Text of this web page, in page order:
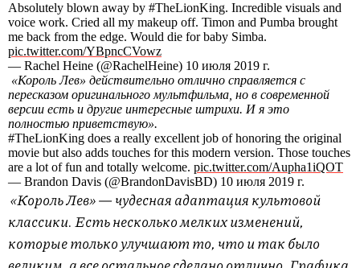
Absolutely blown away by #TheLionKing. Incredible visuals and
voice work. Cried all my makeup off. Timon and Pumba brought
me back from the edge. Would die for baby Simba.
pic.twitter.com/YBpncCVowz
— Rachel Heine (@RachelHeine) 10 июля 2019 г.
«Король Лев» действительно отлично справляется с
пересказом оригинального мультфильма, но в современной
версии есть и другие интересные штрихи. И я это
полностью приветствую».
#TheLionKing does a really excellent job of honoring the original
movie but also adds touches for this modern version. Those touches
are a lot of fun and totally welcome. pic.twitter.com/Aupha1iQOT
— Brandon Davis (@BrandonDavisBD) 10 июля 2019 г.
«Король Лев» — чудесная адаптация культовой
классики. Есть несколько мелких изменений,
которые только улучшают то, что и так было